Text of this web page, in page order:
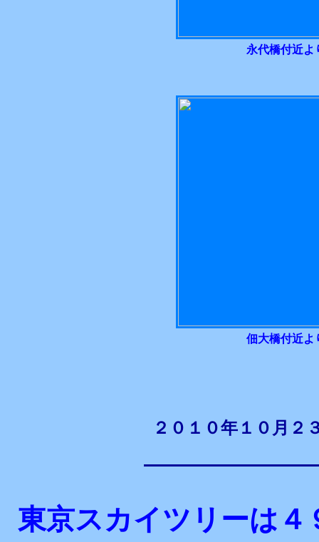
永代橋付近よ
佃大橋付近よ
２０１０年１０月
東京スカイツリーは４